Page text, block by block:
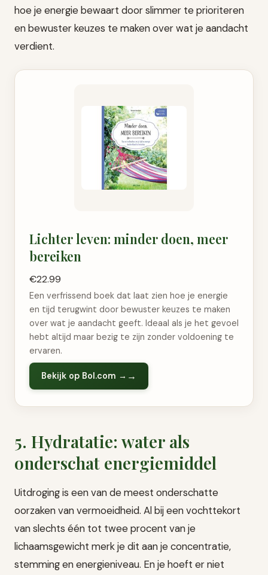
hoe je energie bewaart door slimmer te prioriteren
en bewuster keuzes te maken over wat je aandacht
verdient.
Lichter leven: minder doen, meer
bereiken
€22.99
Een verfrissend boek dat laat zien hoe je energie
en tijd terugwint door bewuster keuzes te maken
over wat je aandacht geeft. Ideaal als je het gevoel
hebt altijd maar bezig te zijn zonder voldoening te
ervaren.
Bekijk op Bol.com →
5. Hydratatie: water als
onderschat energiemiddel
Uitdroging is een van de meest onderschatte
oorzaken van vermoeidheid. Al bij een vochttekort
van slechts één tot twee procent van je
lichaamsgewicht merk je dit aan je concentratie,
stemming en energieniveau. En je hoeft er niet